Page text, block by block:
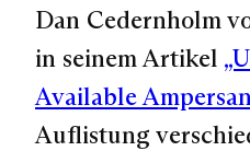
Dan Cedernholm
in seinem Artikel
Available
Auflistung